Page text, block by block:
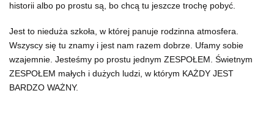
historii albo po prostu są, bo chcą tu jeszcze trochę pobyć.
Jest to nieduża szkoła, w której panuje rodzinna atmosfera.
Wszyscy się tu znamy i jest nam razem dobrze. Ufamy sobie
wzajemnie. Jesteśmy po prostu jednym ZESPOŁEM. Świetnym
ZESPOŁEM małych i dużych ludzi, w którym KAŻDY JEST
BARDZO WAŻNY.